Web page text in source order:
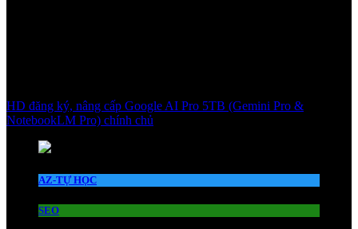
HD đăng ký, nâng cấp Google AI Pro 5TB (Gemini Pro &
NotebookLM Pro) chính chủ
AZ-TỰ HỌC
SEO